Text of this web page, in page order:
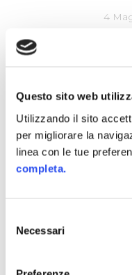
Questo sito web
Utilizzando il sito
per migliorare la
linea con le tue
completa.
delNecessari
4